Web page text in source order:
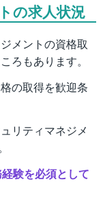
の求人状況
メントの資格取
ろもあります。
の取得を歓迎条
リティマネジメ
験を必須として